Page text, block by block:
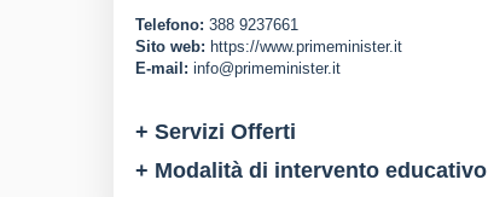
Telefono: 388 9237661
Sito web: https://www.primeminister.it
E-mail: info@primeminister.it
+ Servizi Offerti
+ Modalità di intervento educativo